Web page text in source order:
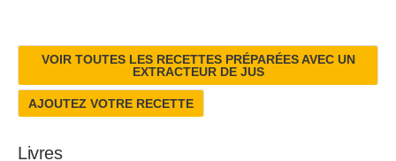
VOIR TOUTES LES RECETTES PRÉPARÉES AVEC UN
EXTRACTEUR DE JUS
AJOUTEZ VOTRE RECETTE
Livres